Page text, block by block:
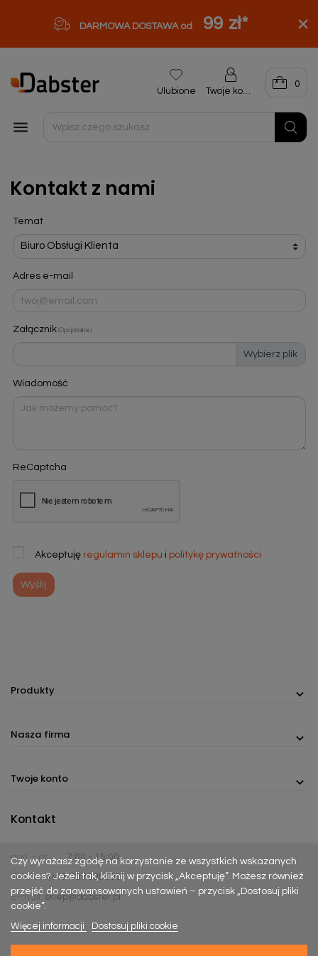
DARMOWA DOSTAWA od 99 zł*

Ulubione Twoje konto
0
Kontakt z nami
Temat
Adres e-mail
Załącznik(Opcjonalne)
Wiadomość
ReCaptcha
Akceptuję regulamin sklepu i politykę prywatności
Produkty
Nasza firma
Twoje konto
Czy wyrażasz zgodę na korzystanie ze wszystkich wskazanych
cookies? Jeżeli tak, kliknij w przycisk „Akceptuję”. Możesz również
przejść do zaawansowanych ustawień – przycisk „Dostosuj pliki
cookie”.
Więcej informacji
Dostosuj pliki cookie
Kontakt
pon. - pt.
7:00 - 15:00
Telefon:(+48) 737 305 306
E-mail: sklep@dabster.pl